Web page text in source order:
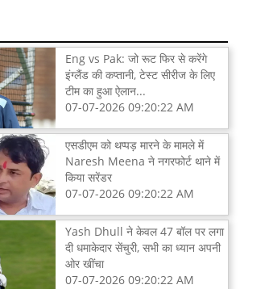
Eng vs Pak: जो रूट फिर से करेंगे
इंग्लैंड की कप्तानी, टेस्ट सीरीज के लिए
टीम का हुआ ऐलान...
07-07-2026 09:20:22 AM
एसडीएम को थप्पड़ मारने के मामले में
Naresh Meena ने नगरफोर्ट थाने में
किया सरेंडर
07-07-2026 09:20:22 AM
Yash Dhull ने केवल 47 बॉल पर लगा
दी धमाकेदार सेंचुरी, सभी का ध्यान अपनी
ओर खींचा
07-07-2026 09:20:22 AM